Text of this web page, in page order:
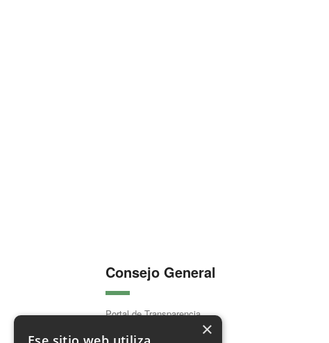
Consejo General
Portal de Transparencia
Organización Colegial
×